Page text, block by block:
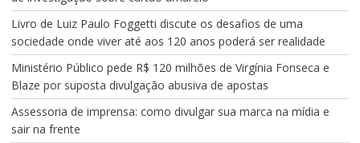
Livro de Luiz Paulo Foggetti discute os desafios de uma
sociedade onde viver até aos 120 anos poderá ser realidade
Ministério Público pede R$ 120 milhões de Virgínia Fonseca e
Blaze por suposta divulgação abusiva de apostas
Assessoria de imprensa: como divulgar sua marca na mídia e
sair na frente